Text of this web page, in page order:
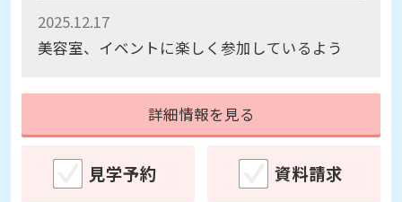
2025.12.17
美容室、イベントに楽しく参加しているよう
詳細情報を見る
見学予約 資料請求